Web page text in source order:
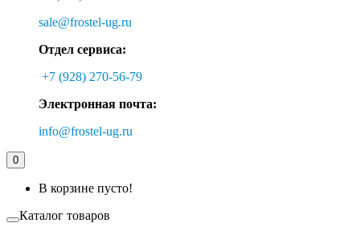
sale@frostel-ug.ru
Отдел сервиса:
+7 (928) 270-56-79
Электронная почта:
info@frostel-ug.ru
0
В корзине пусто!
Каталог товаров